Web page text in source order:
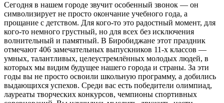
Сегодня в нашем городе звучит особенный звонок — он
символизирует не просто окончание учебного года, а
прощание с детством. Для кого-то это радостный момент, для
кого-то немного грустный, но для всех без исключения
волнительный и памятный. В Биробиджане этот праздник
отмечают 406 замечательных выпускников 11-х классов —
умных, талантливых, целеустремлённых молодых людей, в
которых мы видим будущее нашего города и страны. За эти
годы вы не просто освоили школьную программу, а добились
выдающихся успехов. Среди вас есть победители олимпиад,
лауреаты творческих конкурсов, чемпионы спортивных